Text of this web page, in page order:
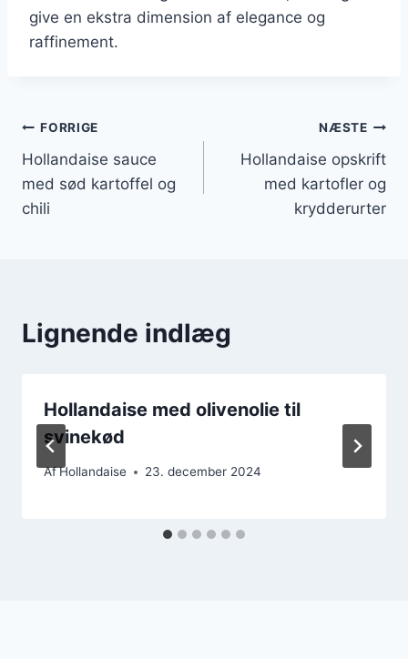
give en ekstra dimension af elegance og
raffinement.
Indlægsnavigation
FORRIGE
Hollandaise sauce
med sød kartoffel og
chili
NÆSTE
Hollandaise opskrift
med kartofler og
krydderurter
Lignende indlæg
Hollandaise med olivenolie til
svinekød
AfHollandaise 23. december 2024